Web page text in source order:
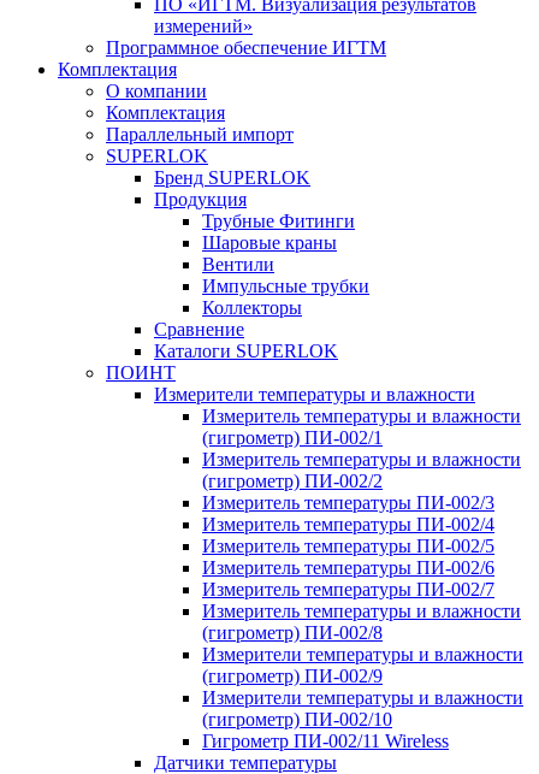
ПО «ИГТМ. Визуализация результатов
измерений»
Программное обеспечение ИГТМ
Комплектация
О компании
Комплектация
Параллельный импорт
SUPERLOK
Бренд SUPERLOK
Продукция
Трубные Фитинги
Шаровые краны
Вентили
Импульсные трубки
Коллекторы
Сравнение
Каталоги SUPERLOK
ПОИНТ
Измерители температуры и влажности
Измеритель температуры и влажности
(гигрометр) ПИ-002/1
Измеритель температуры и влажности
(гигрометр) ПИ-002/2
Измеритель температуры ПИ-002/3
Измеритель температуры ПИ-002/4
Измеритель температуры ПИ-002/5
Измеритель температуры ПИ-002/6
Измеритель температуры ПИ-002/7
Измеритель температуры и влажности
(гигрометр) ПИ-002/8
Измерители температуры и влажности
(гигрометр) ПИ-002/9
Измерители температуры и влажности
(гигрометр) ПИ-002/10
Гигрометр ПИ-002/11 Wireless
Датчики температуры